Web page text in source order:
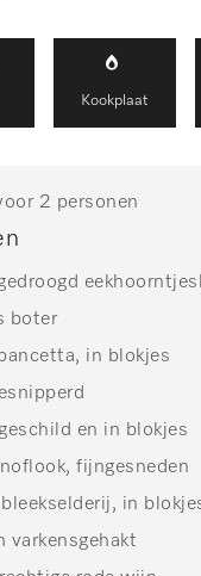
Kookplaat
2 personen
boter
in blokjes
en in blokjes
fijngesneden
in
varkensgehakt